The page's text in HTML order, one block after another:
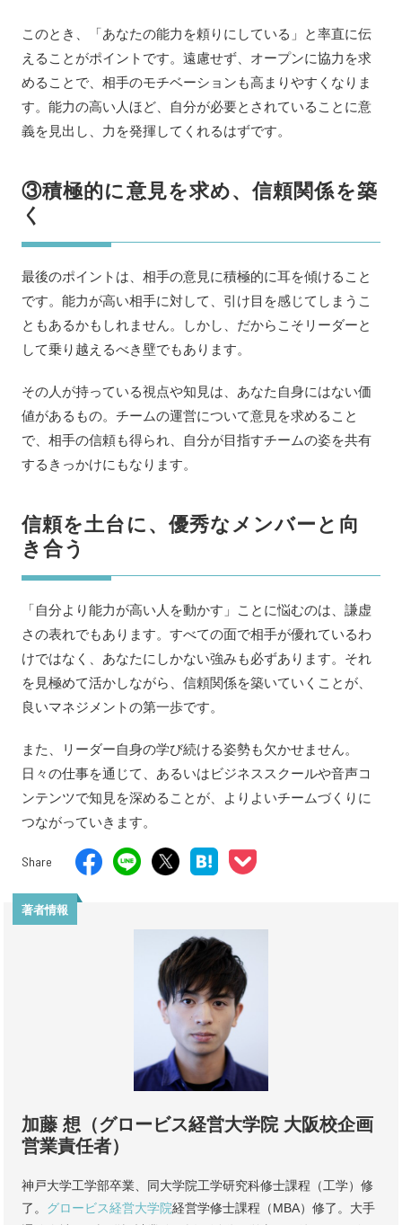
このとき、「あなたの能力を頼りにしている」と率直に伝
えることがポイントです。遠慮せず、オープンに協力を求
めることで、相手のモチベーションも高まりやすくなりま
す。能力の高い人ほど、自分が必要とされていることに意
義を見出し、力を発揮してくれるはずです。
③積極的に意見を求め、信頼関係を築
く
最後のポイントは、相手の意見に積極的に耳を傾けること
です。能力が高い相手に対して、引け目を感じてしまうこ
ともあるかもしれません。しかし、だからこそリーダーと
して乗り越えるべき壁でもあります。
その人が持っている視点や知見は、あなた自身にはない価
値があるもの。チームの運営について意見を求めること
で、相手の信頼も得られ、自分が目指すチームの姿を共有
するきっかけにもなります。
信頼を土台に、優秀なメンバーと向
き合う
「自分より能力が高い人を動かす」ことに悩むのは、謙虚
さの表れでもあります。すべての面で相手が優れているわ
けではなく、あなたにしかない強みも必ずあります。それ
を見極めて活かしながら、信頼関係を築いていくことが、
良いマネジメントの第一歩です。
また、リーダー自身の学び続ける姿勢も欠かせません。
日々の仕事を通じて、あるいはビジネススクールや音声コ
ンテンツで知見を深めることが、よりよいチームづくりに
つながっていきます。
Share
著者情報
加藤 想（グロービス経営大学院 大阪校企画
営業責任者）
神戸大学工学部卒業、同大学院工学研究科修士課程（工学）修
了。 グロービス経営大学院経営学修士課程（MBA）修了。大手